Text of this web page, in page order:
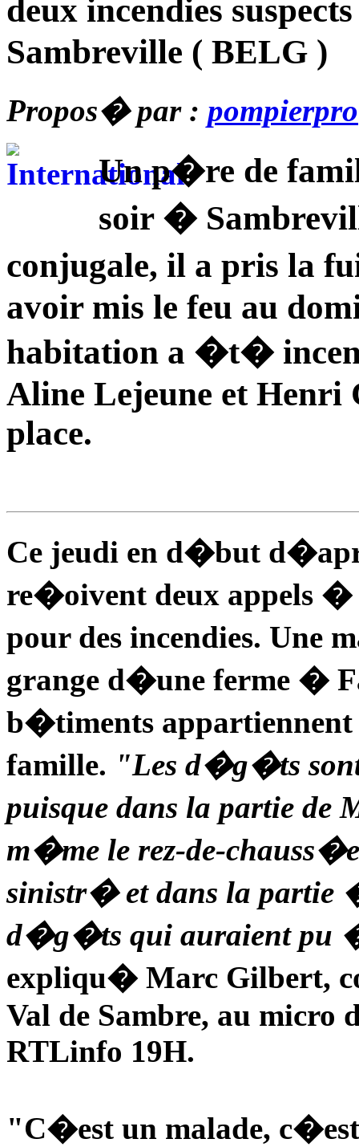
deux incendies
Sambreville ( BELG )
Propos� par : pompierpro
Un p�re de
soir �
conjugale, il a pris la
avoir mis le feu au
habitation a �t�
Aline Lejeune et Henri
place.
Ce jeudi en d�but
re�oivent deux appels
pour des incendies. Une
grange d�une ferme �
b�timents
famille. "Les d�g�ts
puisque dans la partie de
m�me le rez-de-
sinistr� et dans la partie
d�g�ts qui auraient pu
expliqu� Marc Gilbert,
Val de Sambre, au micro
RTLinfo 19H.
"C�est un malade,